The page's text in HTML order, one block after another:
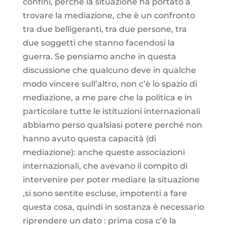
trovare la mediazione, che è un confronto
tra due belligeranti, tra due persone, tra
due soggetti che stanno facendosi la
guerra. Se pensiamo anche in questa
discussione che qualcuno deve in qualche
modo vincere sull’altro, non c’è lo spazio di
mediazione, a me pare che la politica e in
particolare tutte le istituzioni internazionali
abbiamo perso qualsiasi potere perché non
hanno avuto questa capacità (di
mediazione): anche queste associazioni
internazionali, che avevano il compito di
intervenire per poter mediare la situazione
,si sono sentite escluse, impotenti a fare
questa cosa, quindi in sostanza è necessario
riprendere un dato : prima cosa c’è la